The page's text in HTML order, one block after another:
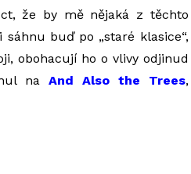
že by mě nějaká z těchto
buď po „staré klasice“,
obohacují ho o vlivy odjinud
na And Also the Trees,